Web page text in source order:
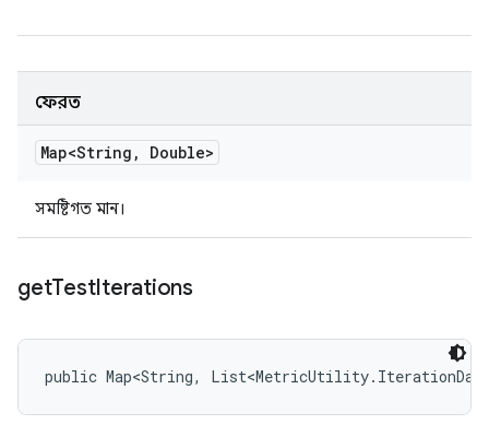
ফেরত
Map<String , Double>
সমষ্টিগত মান।
getTestIterations
public Map<String,